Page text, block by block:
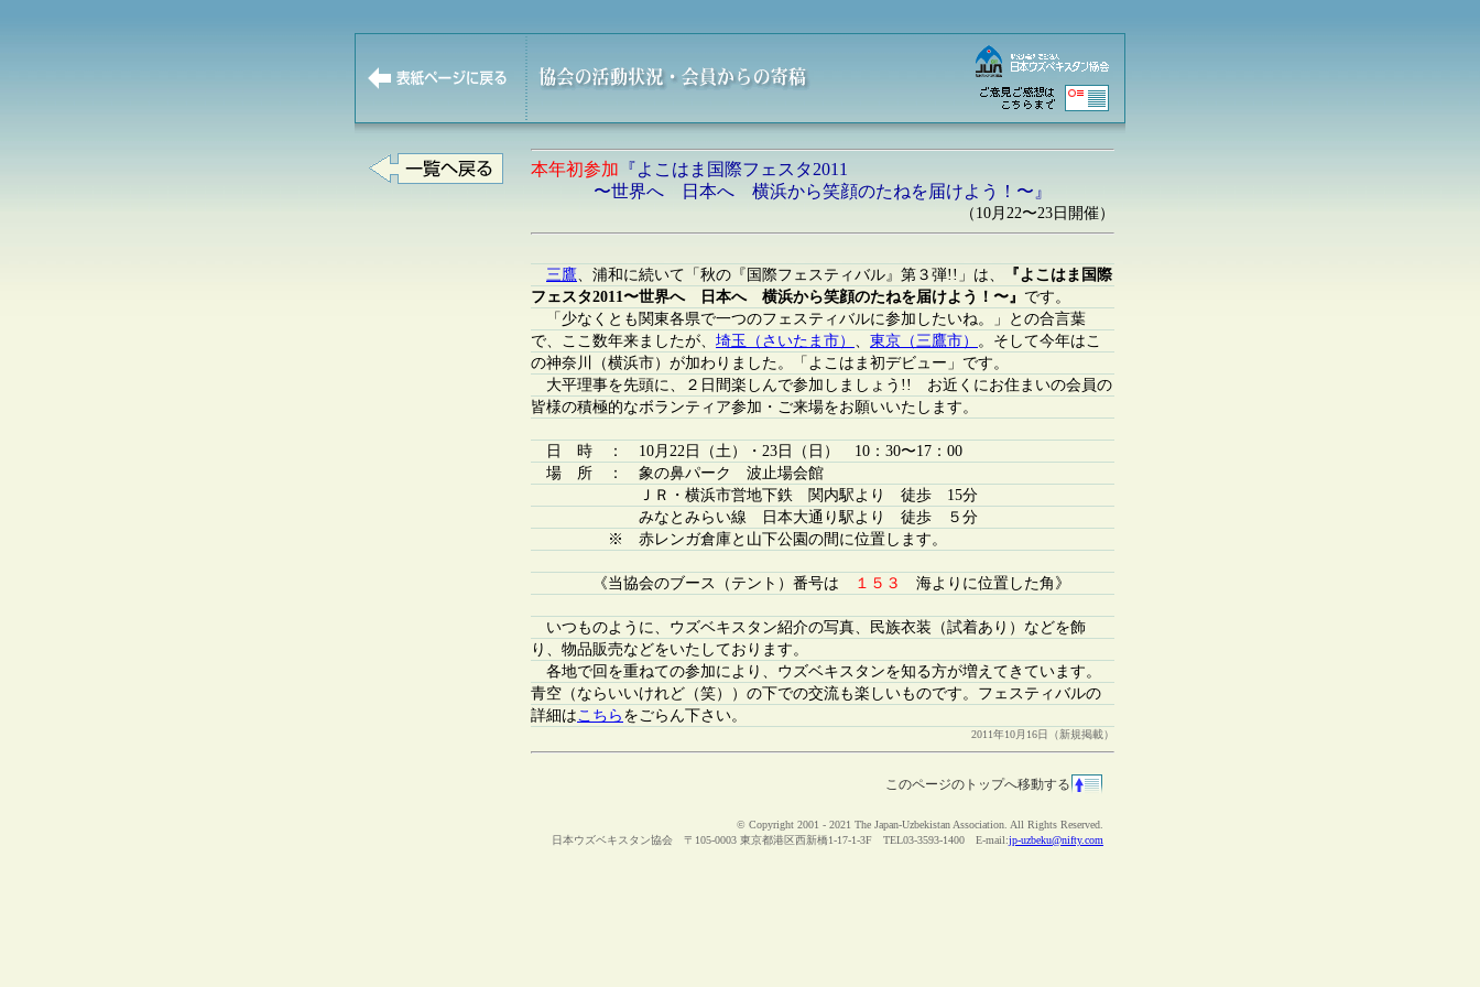
本年初参加 『よこはま国際フェスタ2011
〜世界へ 日本へ 横浜から笑顔のたねを届けよう！〜』
（10月22〜23日開催）
三鷹、浦和に続いて「秋の『国際フェスティバル』第３弾!!」は、
『よこはま国際
フェスタ2011〜世界へ 日本へ 横浜から笑顔のたねを届けよう！〜』 です。
「少なくとも関東各県で一つのフェスティバルに参加したいね。」との合言葉
で、ここ数年来ましたが、 埼玉（さいたま市） 、 東京（三鷹市） 。そして今年はこ
の神奈川（横浜市）が加わりました。「よこはま初デビュー」です。
大平理事を先頭に、２日間楽しんで参加しましょう!! お近くにお住まいの会員の
皆様の積極的なボランティア参加・ご来場をお願いいたします。
日 時 ： 10月22日（土）・23日（日） 10：30〜17：00
場 所 ： 象の鼻パーク 波止場会館
ＪＲ・横浜市営地下鉄 関内駅より 徒歩 15分
みなとみらい線 日本大通り駅より 徒歩 ５分
※ 赤レンガ倉庫と山下公園の間に位置します。
《当協会のブース（テント）番号は １５３ 海よりに位置した角》
いつものように、ウズベキスタン紹介の写真、民族衣装（試着あり）などを飾
り、物品販売などをいたしております。
各地で回を重ねての参加により、ウズベキスタンを知る方が増えてきています。
青空（ならいいけれど（笑））の下での交流も楽しいものです。フェスティバルの
詳細はこちら をごらん下さい。
2011年10月16日（新規掲載）
このページのトップへ移動する
© Copyright 2001 - 2021 The Japan-Uzbekistan Association. All Rights Reserved.
日本ウズベキスタン協会 〒105-0003 東京都港区西新橋1-17-1-3F TEL03-3593-1400 E-mail:jp-uzbeku@nifty.com